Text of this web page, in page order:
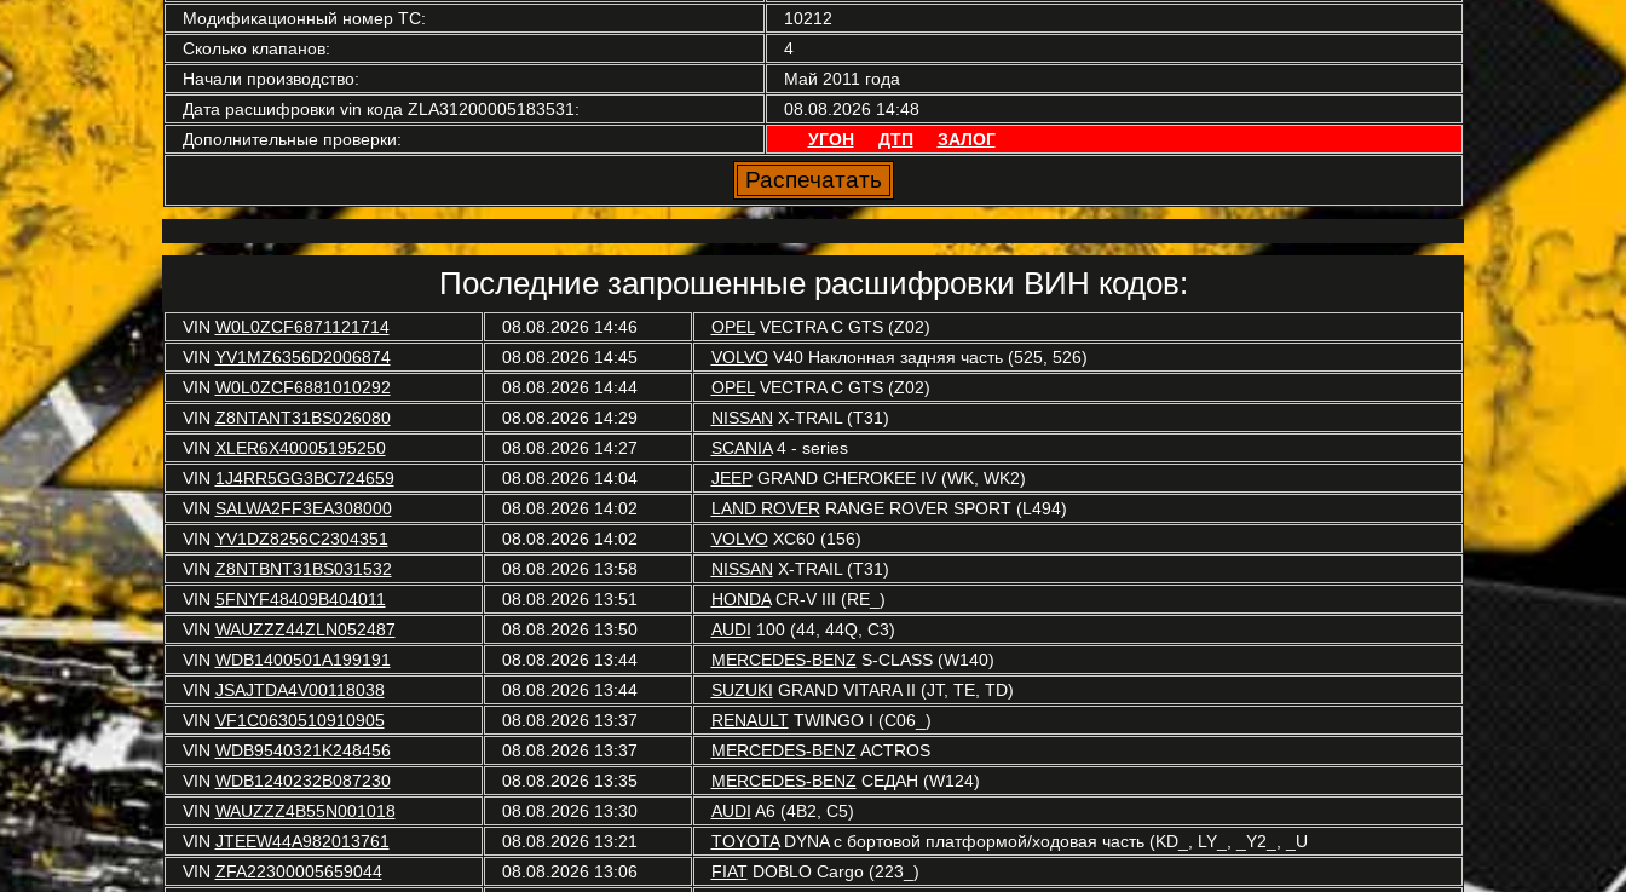
Модификационный номер ТС:
10212
Сколько клапанов:
4
Начали производство:
Май 2011 года
Дата расшифровки vin кода ZLA31200005183531:
08.08.2026 14:48
Дополнительные проверки:
УГОН ДТП ЗАЛОГ
Последние запрошенные расшифровки ВИН кодов:
VIN W0L0ZCF6871121714 08.08.2026 14:46 OPELVECTRA C GTS (Z02)
VIN YV1MZ6356D2006874 08.08.2026 14:45 VOLVOV40 Наклонная задняя часть (525, 526)
VIN W0L0ZCF6881010292 08.08.2026 14:44 OPELVECTRA C GTS (Z02)
VIN Z8NTANT31BS026080 08.08.2026 14:29 NISSAN X-TRAIL (T31)
VIN XLER6X40005195250 08.08.2026 14:27 SCANIA4 - series
VIN 1J4RR5GG3BC724659 08.08.2026 14:04 JEEPGRAND CHEROKEE IV (WK, WK2)
VIN SALWA2FF3EA308000 08.08.2026 14:02 LAND ROVERRANGE ROVER SPORT (L494)
VIN YV1DZ8256C2304351 08.08.2026 14:02 VOLVOXC60 (156)
VIN Z8NTBNT31BS031532 08.08.2026 13:58 NISSAN X-TRAIL (T31)
VIN 5FNYF48409B404011 08.08.2026 13:51 HONDACR-V III (RE_)
VIN WAUZZZ44ZLN052487 08.08.2026 13:50 AUDI 100 (44, 44Q, C3)
VIN WDB1400501A199191 08.08.2026 13:44 MERCEDES-BENZS-CLASS (W140)
VIN JSAJTDA4V00118038 08.08.2026 13:44 SUZUKI GRAND VITARA II (JT, TE, TD)
VIN VF1C0630510910905 08.08.2026 13:37 RENAULTTWINGO I (C06_)
VIN WDB9540321K248456 08.08.2026 13:37 MERCEDES-BENZACTROS
VIN WDB1240232B087230 08.08.2026 13:35 MERCEDES-BENZСЕДАН (W124)
VIN WAUZZZ4B55N001018 08.08.2026 13:30 AUDI A6 (4B2, C5)
VIN JTEEW44A982013761 08.08.2026 13:21 TOYOTADYNA c бортовой платформой/ходовая часть (KD_, LY_, _Y2_, _U
VIN ZFA22300005659044 08.08.2026 13:06 FIATDOBLO Cargo (223_)